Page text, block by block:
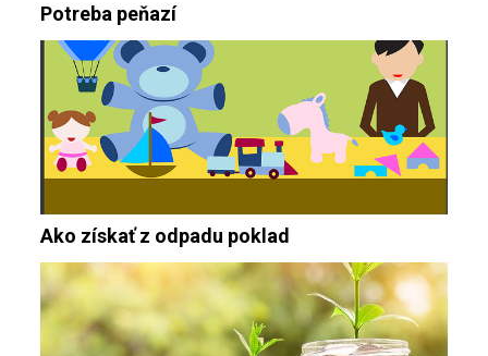
Potreba peňazí
Ako získať z odpadu poklad